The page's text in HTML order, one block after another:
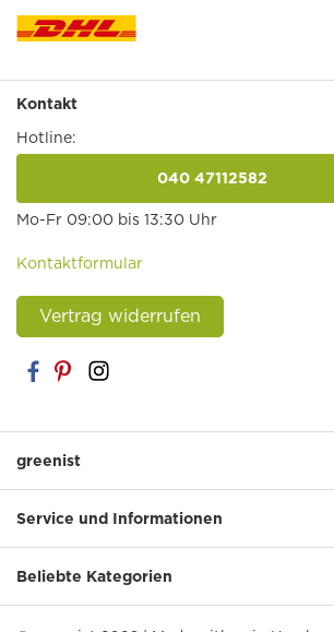
Kontakt
Hotline:
040 47112582
Mo-Fr 09:00 bis 13:30 Uhr
Kontaktformular
Vertrag widerrufen
greenist
Service und Informationen
Beliebte Kategorien